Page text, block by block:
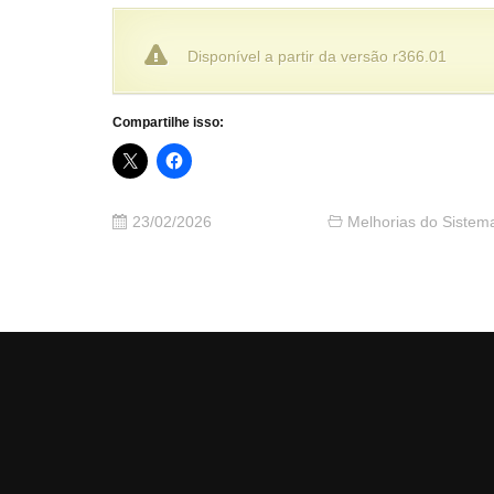
Disponível a partir da versão r366.01
Compartilhe isso:
23/02/2026 Melhorias do